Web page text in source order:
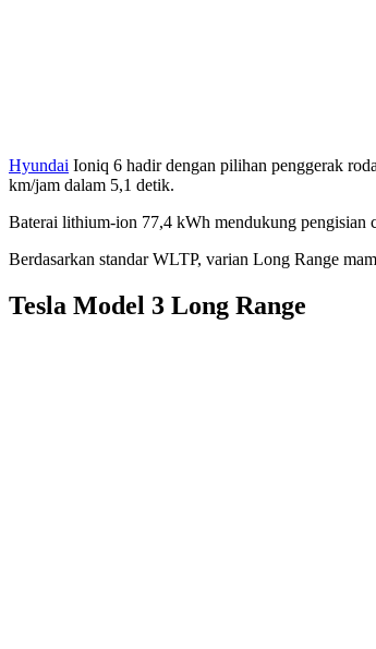
Hyundai Ioniq 6 hadir dengan pilihan penggerak
km/jam dalam 5,1 detik.
Baterai lithium-ion 77,4 kWh mendukung pengisian
Berdasarkan standar WLTP, varian Long Range
Tesla Model 3 Long Range